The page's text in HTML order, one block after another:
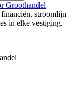
Groothandel
stroomlijn
in elke vestiging.